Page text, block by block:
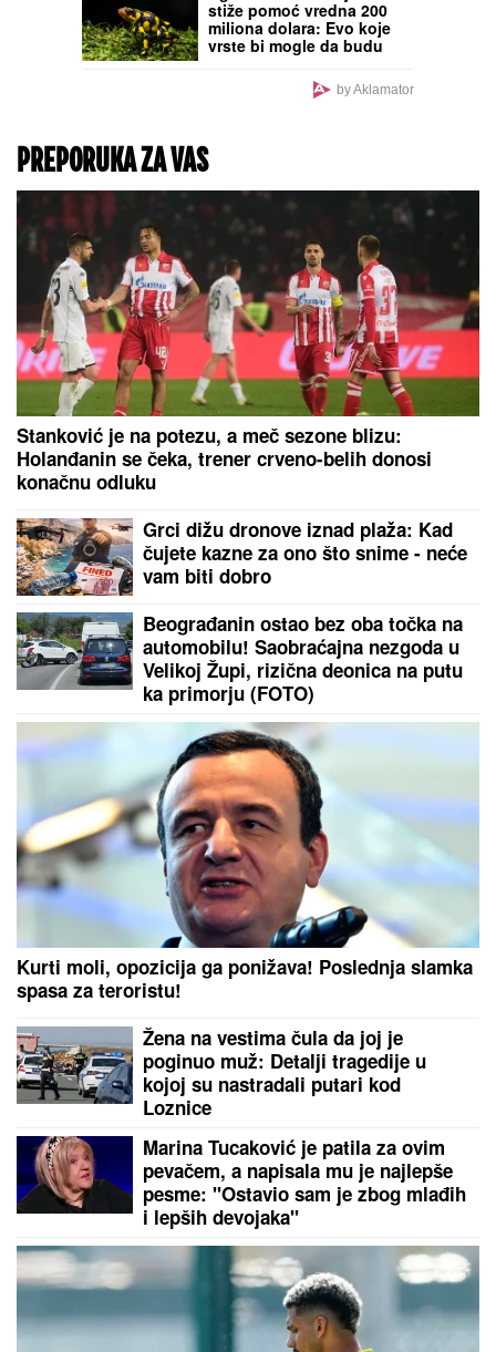
TRAGEDIJA MALЕ CANE!
Posle gubitka muža
STRAHUJE OD POŽARA u
Devojačkom bunaru,
SAOPŠTILI JOJ TEŠKE
VESTI: "PREPALA SAM
SE!"
Naslovna strana za 8.8.
Ugroženim životinjama
stiže pomoć vredna 200
miliona dolara: Evo koje
vrste bi mogle da budu
spasene
PREPORUKA ZA VAS
Stanković je na potezu, a meč sezone blizu:
Holanđanin se čeka, trener crveno-belih donosi
konačnu odluku
Grci dižu dronove iznad plaža: Kad
čujete kazne za ono što snime - neće
vam biti dobro